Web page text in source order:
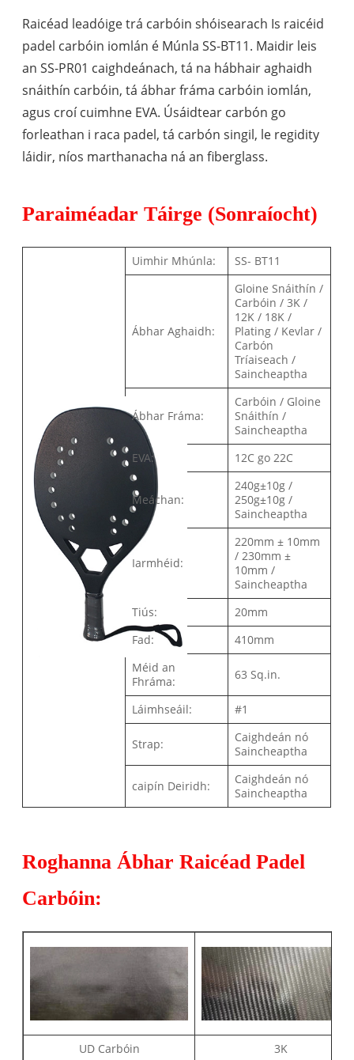
Raicéad leadóige trá carbóin shóisearach Is raicéid
padel carbóin iomlán é Múnla SS-BT11. Maidir leis
an SS-PR01 caighdeánach, tá na hábhair aghaidh
snáithín carbóin, tá ábhar fráma carbóin iomlán,
agus croí cuimhne EVA. Úsáidtear carbón go
forleathan i raca padel, tá carbón singil, le regidity
láidir, níos marthanacha ná an fiberglass.
Paraiméadar Táirge (Sonraíocht)
Uimhir Mhúnla: SS- BT11
Ábhar Aghaidh:
Gloine Snáithín /
Carbóin / 3K /
12K / 18K /
Plating / Kevlar /
Carbón
Tríaiseach /
Saincheaptha
Ábhar Fráma:
Carbóin / Gloine
Snáithín /
Saincheaptha
EVA:
12C go 22C
Meáchan:
240g±10g /
250g±10g /
Saincheaptha
Iarmhéid:
220mm ± 10mm
/ 230mm ±
10mm /
Saincheaptha
Tiús:
20mm
Fad:
410mm
Méid an
Fhráma:
63 Sq.in.
Láimhseáil: #1
Strap:
Caighdeán nó
Saincheaptha
caipín Deiridh:
Caighdeán nó
Saincheaptha
Roghanna Ábhar Raicéad Padel
Carbóin:
UD Carbóin 3K